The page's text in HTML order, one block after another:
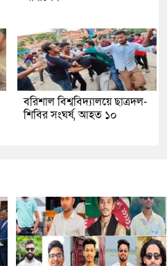
বরিশাল বিশ্ববিদ্যালয়ে ছাত্রদল-
শিবির সংঘর্ষ, আহত ১০